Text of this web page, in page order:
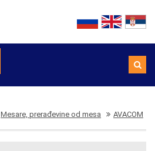
Mesare, prerađevine od mesa AVACOM